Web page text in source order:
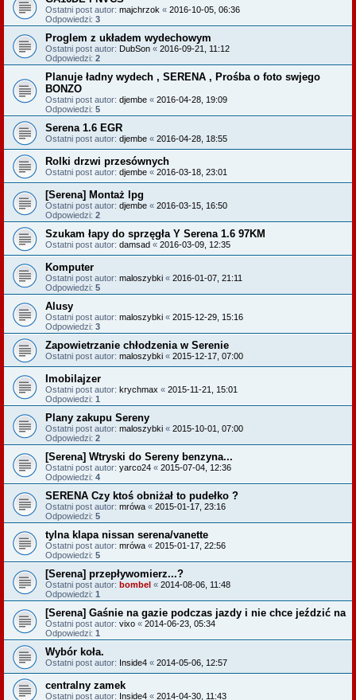
Ostatni post autor: majchrzok « 2016-10-05, 06:36
Odpowiedzi: 3
Proglem z układem wydechowym
Ostatni post autor: DubSon « 2016-09-21, 11:12
Odpowiedzi: 2
Planuje ładny wydech , SERENA , Prośba o foto swjego
BONZO
Ostatni post autor: djembe « 2016-04-28, 19:09
Odpowiedzi: 5
Serena 1.6 EGR
Ostatni post autor: djembe « 2016-04-28, 18:55
Rolki drzwi przesównych
Ostatni post autor: djembe « 2016-03-18, 23:01
[Serena] Montaż lpg
Ostatni post autor: djembe « 2016-03-15, 16:50
Odpowiedzi: 2
Szukam łapy do sprzęgła Y Serena 1.6 97KM
Ostatni post autor: damsad « 2016-03-09, 12:35
Komputer
Ostatni post autor: maloszybki « 2016-01-07, 21:11
Odpowiedzi: 5
Alusy
Ostatni post autor: maloszybki « 2015-12-29, 15:16
Odpowiedzi: 3
Zapowietrzanie chłodzenia w Serenie
Ostatni post autor: maloszybki « 2015-12-17, 07:00
Imobilajzer
Ostatni post autor: krychmax « 2015-11-21, 15:01
Odpowiedzi: 1
Plany zakupu Sereny
Ostatni post autor: maloszybki « 2015-10-01, 07:00
Odpowiedzi: 2
[Serena] Wtryski do Sereny benzyna...
Ostatni post autor: yarco24 « 2015-07-04, 12:36
Odpowiedzi: 4
SERENA Czy ktoś obniżał to pudełko ?
Ostatni post autor: mrówa « 2015-01-17, 23:16
Odpowiedzi: 5
tylna klapa nissan serena/vanette
Ostatni post autor: mrówa « 2015-01-17, 22:56
Odpowiedzi: 5
[Serena] przepływomierz...?
Ostatni post autor: bombel « 2014-08-06, 11:48
Odpowiedzi: 1
[Serena] Gaśnie na gazie podczas jazdy i nie chce jeździć na
Ostatni post autor: vixo « 2014-06-23, 05:34
Odpowiedzi: 1
Wybór koła.
Ostatni post autor: Inside4 « 2014-05-06, 12:57
centralny zamek
Ostatni post autor: Inside4 « 2014-04-30, 11:43